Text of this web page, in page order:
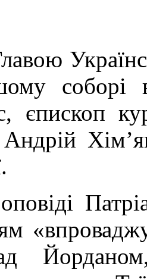
соборі
єпископ